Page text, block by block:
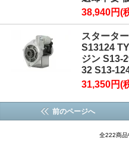
38,940円(
スタータ
S13124
ジン S13-
32 S13-
31,350円(
前のページへ
全222商